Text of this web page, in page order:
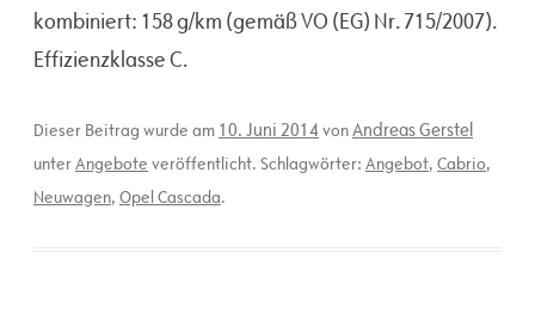
kombiniert: 158 g/km (gemäß VO (EG) Nr. 715/2007).
Effizienzklasse C.
Dieser Beitrag wurde am 10. Juni 2014 vonAndreas Gerstel
unterAngebote veröffentlicht. Schlagwörter: Angebot, Cabrio,
Neuwagen, Opel Cascada.